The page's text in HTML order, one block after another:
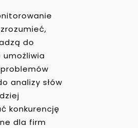
do
analizy słów
konkurencję
dla firm